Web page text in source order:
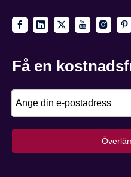
Få en